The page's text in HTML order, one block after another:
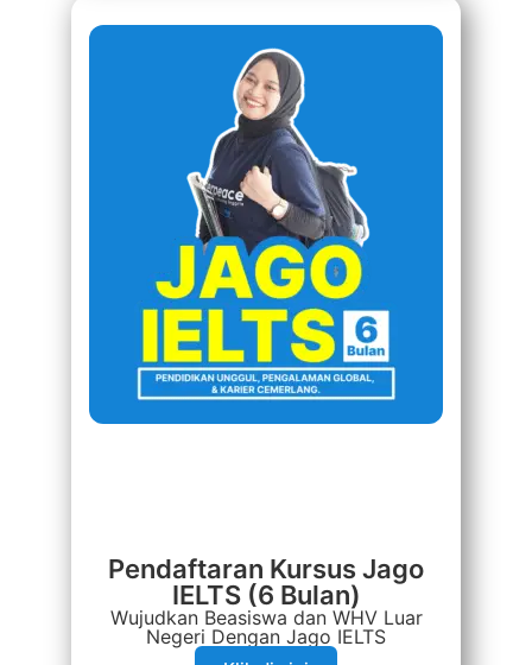
Pendaftaran Kursus Jago
IELTS (6 Bulan)
Wujudkan Beasiswa dan WHV Luar
Negeri Dengan Jago IELTS